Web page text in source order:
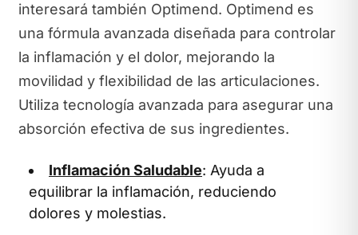
interesará también Optimend. Optimend es
una fórmula avanzada diseñada para controlar
la inflamación y el dolor, mejorando la
movilidad y flexibilidad de las articulaciones.
Utiliza tecnología avanzada para asegurar una
absorción efectiva de sus ingredientes.
Inflamación Saludable: Ayuda a
equilibrar la inflamación, reduciendo
dolores y molestias.